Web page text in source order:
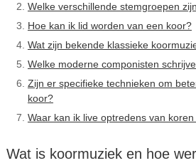
Welke verschillende stemgroepen
Hoe kan ik lid worden van een koor?
Wat zijn bekende klassieke
Welke moderne componisten
Zijn er specifieke technieken om
koor?
Waar kan ik live optredens van
Wat is koormuziek en hoe